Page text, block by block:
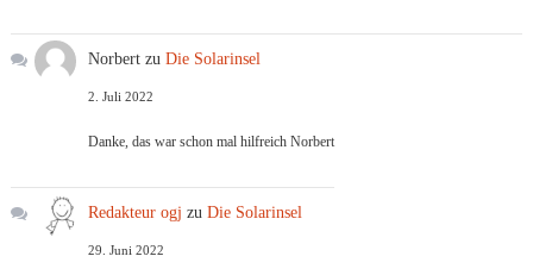
Norbert zuDie Solarinsel
2. Juli 2022
Danke, das war schon mal hilfreich Norbert
Redakteur ogj zuDie Solarinsel
29. Juni 2022